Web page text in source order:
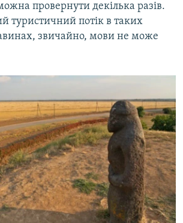
провернути декілька разів.
туристичний потік в таких
звичайно, мови не може